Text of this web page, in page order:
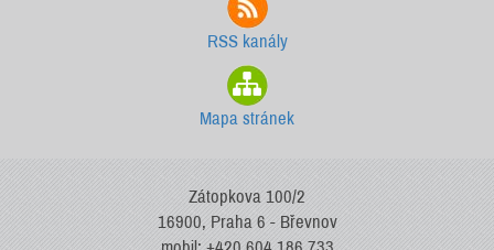
RSS kanály
Mapa stránek
Zátopkova 100/2
16900, Praha 6 - Břevnov